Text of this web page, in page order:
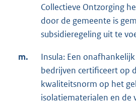
Collectieve Ontzorging
door de gemeente is
subsidieregeling uit te
m.
Insula: Een
bedrijven certificeert op
kwaliteitsnorm op het
isolatiematerialen en de